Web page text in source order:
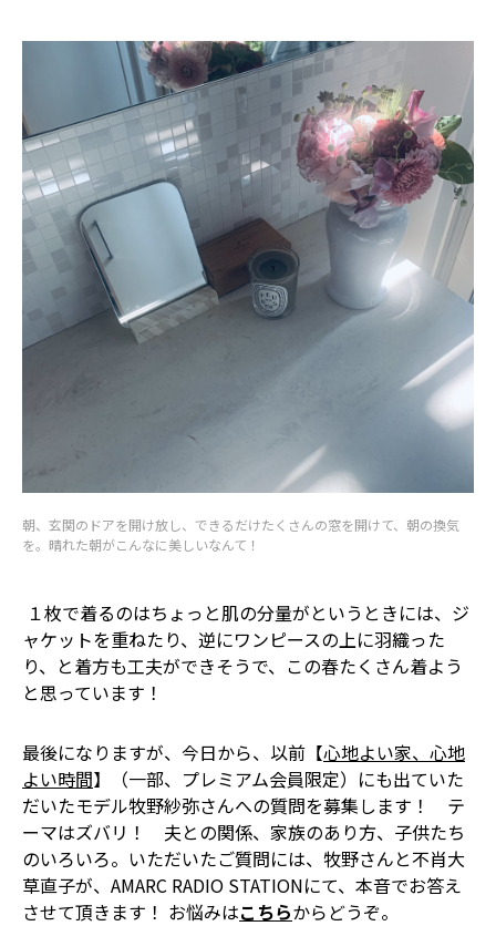
朝、玄関のドアを開け放し、できるだけたくさんの窓を開けて、朝の換気
を。晴れた朝がこんなに美しいなんて！
１枚で着るのはちょっと肌の分量が――というときには、ジ
ャケットを重ねたり、逆にワンピースの上に羽織った
り、と着方も工夫ができそうで、この春たくさん着よう
と思っています！
最後になりますが、今日から、以前【心地よい家、心地
よい時間】（一部、プレミアム会員限定）にも出ていた
だいたモデル牧野紗弥さんへの質問を募集します！ テ
ーマはズバリ！ 夫との関係、家族のあり方、子供たち
のいろいろ。いただいたご質問には、牧野さんと不肖大
草直子が、AMARC RADIO STATIONにて、本音でお答え
させて頂きます！ お悩みはこちらからどうぞ。